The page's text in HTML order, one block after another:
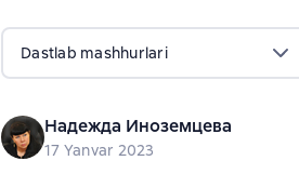
Dastlab mashhurlari
Надежда Иноземцева
17 Yanvar 2023